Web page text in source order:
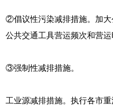
②倡议性污染减排措施。加
公共交通工具营运频次和营
③强制性减排措施。
工业源减排措施。执行各市